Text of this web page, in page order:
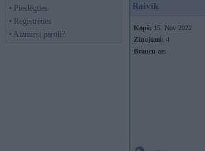
• Pieslēgties
• Reģistrēties
• Aizmirsi paroli?
Raivik
Kopš: 15. Nov 2022
Ziņojumi: 4
Braucu ar: